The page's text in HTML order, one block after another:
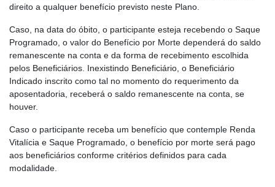
direito a qualquer benefício previsto neste Plano.
Caso, na data do óbito, o participante esteja recebendo o Saque
Programado, o valor do Benefício por Morte dependerá do saldo
remanescente na conta e da forma de recebimento escolhida
pelos Beneficiários. Inexistindo Beneficiário, o Beneficiário
Indicado inscrito como tal no momento do requerimento da
aposentadoria, receberá o saldo remanescente na conta, se
houver.
Caso o participante receba um benefício que contemple Renda
Vitalícia e Saque Programado, o benefício por morte será pago
aos beneficiários conforme critérios definidos para cada
modalidade.